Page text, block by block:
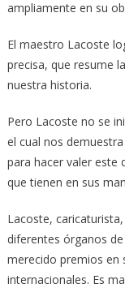
ampliamente en su
El maestro Lacoste
precisa, que resume
nuestra historia.
Pero Lacoste no se
el cual nos
para hacer valer este
que tienen en sus
Lacoste,
diferentes órganos
merecido premios en
internacionales. Es